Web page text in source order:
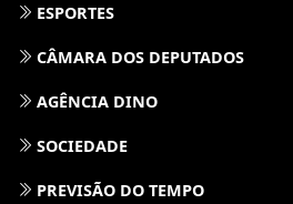
ESPORTES
CÂMARA DOS DEPUTADOS
AGÊNCIA DINO
SOCIEDADE
PREVISÃO DO TEMPO